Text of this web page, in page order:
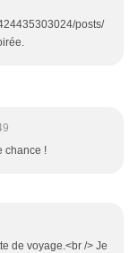
posts/
chance !
de voyage.<br /> Je